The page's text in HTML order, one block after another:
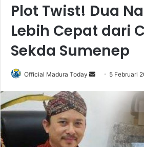
Plot Twist! Dua
Lebih Cepat dari
Sekda Sumenep
Official Madura Today 5 Februari